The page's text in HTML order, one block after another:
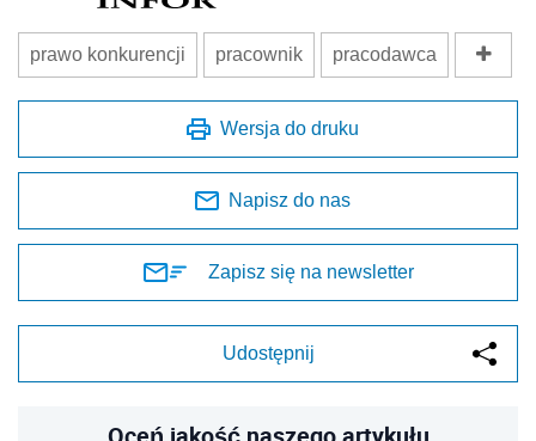
prawo konkurencji pracownik pracodawca
Wersja do druku
Napisz do nas
Zapisz się na newsletter
Udostępnij